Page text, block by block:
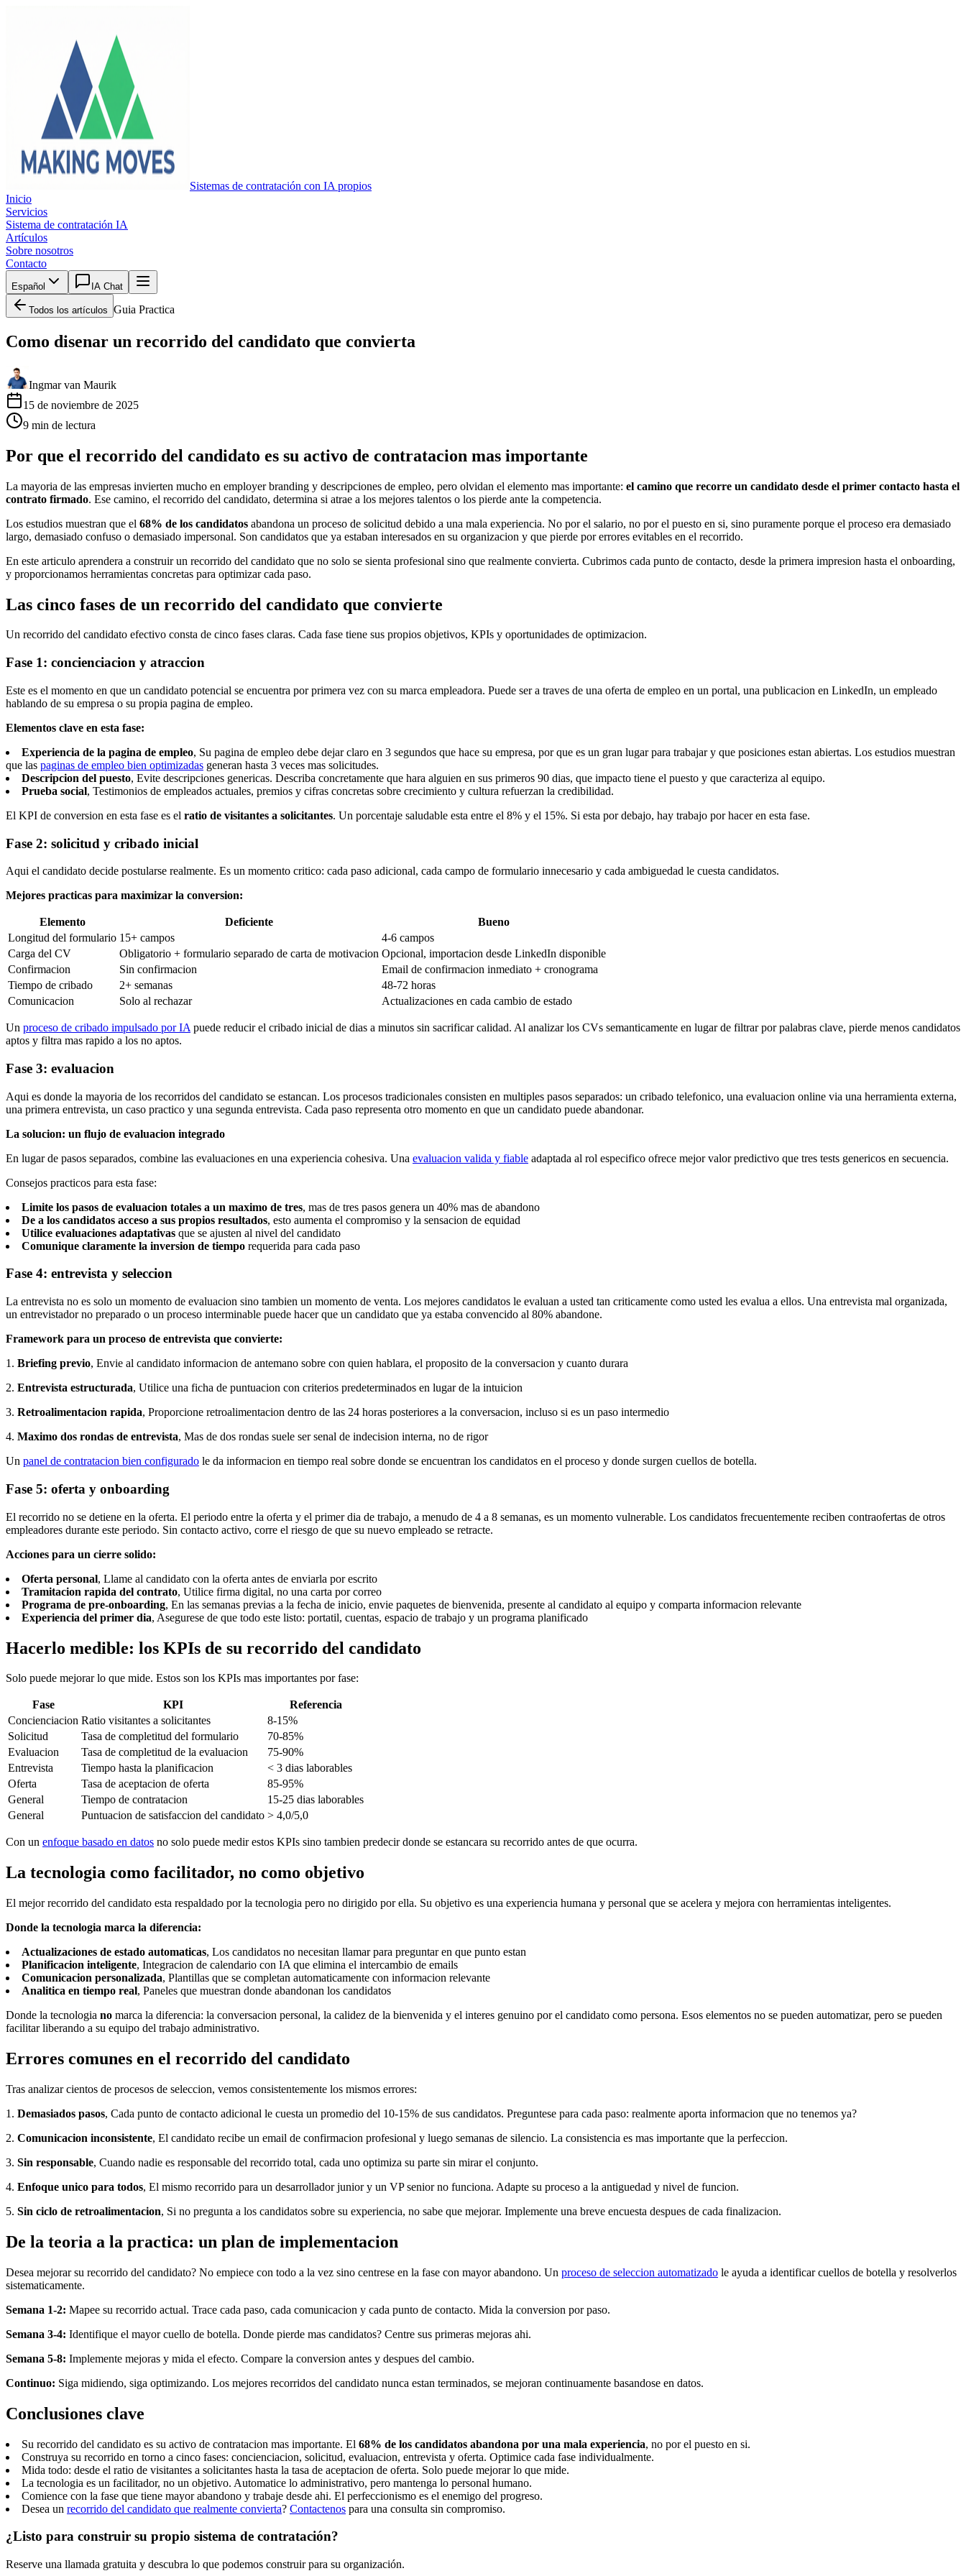
Sistemas de contratación con IA propios
Inicio
Servicios
Sistema de contratación IA
Artículos
Sobre nosotros
Contacto
Español IA Chat
Todos los artículos Guia Practica
Como disenar un recorrido del candidato que convierta
Ingmar van Maurik
15 de noviembre de 2025
9 min de lectura
Por que el recorrido del candidato es su activo de contratacion mas importante
La mayoria de las empresas invierten mucho en employer branding y descripciones de empleo, pero olvidan el elemento mas importante: el camino que recorre un candidato desde el primer contacto hasta el
contrato firmado. Ese camino, el recorrido del candidato, determina si atrae a los mejores talentos o los pierde ante la competencia.
Los estudios muestran que el 68% de los candidatos abandona un proceso de solicitud debido a una mala experiencia. No por el salario, no por el puesto en si, sino puramente porque el proceso era demasiado
largo, demasiado confuso o demasiado impersonal. Son candidatos que ya estaban interesados en su organizacion y que pierde por errores evitables en el recorrido.
En este articulo aprendera a construir un recorrido del candidato que no solo se sienta profesional sino que realmente convierta. Cubrimos cada punto de contacto, desde la primera impresion hasta el onboarding,
y proporcionamos herramientas concretas para optimizar cada paso.
Las cinco fases de un recorrido del candidato que convierte
Un recorrido del candidato efectivo consta de cinco fases claras. Cada fase tiene sus propios objetivos, KPIs y oportunidades de optimizacion.
Fase 1: concienciacion y atraccion
Este es el momento en que un candidato potencial se encuentra por primera vez con su marca empleadora. Puede ser a traves de una oferta de empleo en un portal, una publicacion en LinkedIn, un empleado
hablando de su empresa o su propia pagina de empleo.
Elementos clave en esta fase:
Experiencia de la pagina de empleo, Su pagina de empleo debe dejar claro en 3 segundos que hace su empresa, por que es un gran lugar para trabajar y que posiciones estan abiertas. Los estudios muestran
que las paginas de empleo bien optimizadas generan hasta 3 veces mas solicitudes.
Descripcion del puesto, Evite descripciones genericas. Describa concretamente que hara alguien en sus primeros 90 dias, que impacto tiene el puesto y que caracteriza al equipo.
Prueba social, Testimonios de empleados actuales, premios y cifras concretas sobre crecimiento y cultura refuerzan la credibilidad.
El KPI de conversion en esta fase es el ratio de visitantes a solicitantes. Un porcentaje saludable esta entre el 8% y el 15%. Si esta por debajo, hay trabajo por hacer en esta fase.
Fase 2: solicitud y cribado inicial
Aqui el candidato decide postularse realmente. Es un momento critico: cada paso adicional, cada campo de formulario innecesario y cada ambiguedad le cuesta candidatos.
Mejores practicas para maximizar la conversion:
Elemento Deficiente
Bueno
Longitud del formulario 15+ campos
4-6 campos
Carga del CV
Obligatorio + formulario separado de carta de motivacion Opcional, importacion desde LinkedIn disponible
Confirmacion
Sin confirmacion
Email de confirmacion inmediato + cronograma
Tiempo de cribado
2+ semanas
48-72 horas
Comunicacion
Solo al rechazar Actualizaciones en cada cambio de estado
Un proceso de cribado impulsado por IA puede reducir el cribado inicial de dias a minutos sin sacrificar calidad. Al analizar los CVs semanticamente en lugar de filtrar por palabras clave, pierde menos candidatos
aptos y filtra mas rapido a los no aptos.
Fase 3: evaluacion
Aqui es donde la mayoria de los recorridos del candidato se estancan. Los procesos tradicionales consisten en multiples pasos separados: un cribado telefonico, una evaluacion online via una herramienta externa,
una primera entrevista, un caso practico y una segunda entrevista. Cada paso representa otro momento en que un candidato puede abandonar.
La solucion: un flujo de evaluacion integrado
En lugar de pasos separados, combine las evaluaciones en una experiencia cohesiva. Una evaluacion valida y fiable adaptada al rol especifico ofrece mejor valor predictivo que tres tests genericos en secuencia.
Consejos practicos para esta fase:
Limite los pasos de evaluacion totales a un maximo de tres, mas de tres pasos genera un 40% mas de abandono
De a los candidatos acceso a sus propios resultados, esto aumenta el compromiso y la sensacion de equidad
Utilice evaluaciones adaptativas que se ajusten al nivel del candidato
Comunique claramente la inversion de tiempo requerida para cada paso
Fase 4: entrevista y seleccion
La entrevista no es solo un momento de evaluacion sino tambien un momento de venta. Los mejores candidatos le evaluan a usted tan criticamente como usted les evalua a ellos. Una entrevista mal organizada,
un entrevistador no preparado o un proceso interminable puede hacer que un candidato que ya estaba convencido al 80% abandone.
Framework para un proceso de entrevista que convierte:
1. Briefing previo, Envie al candidato informacion de antemano sobre con quien hablara, el proposito de la conversacion y cuanto durara
2. Entrevista estructurada, Utilice una ficha de puntuacion con criterios predeterminados en lugar de la intuicion
3. Retroalimentacion rapida, Proporcione retroalimentacion dentro de las 24 horas posteriores a la conversacion, incluso si es un paso intermedio
4. Maximo dos rondas de entrevista, Mas de dos rondas suele ser senal de indecision interna, no de rigor
Un panel de contratacion bien configurado le da informacion en tiempo real sobre donde se encuentran los candidatos en el proceso y donde surgen cuellos de botella.
Fase 5: oferta y onboarding
El recorrido no se detiene en la oferta. El periodo entre la oferta y el primer dia de trabajo, a menudo de 4 a 8 semanas, es un momento vulnerable. Los candidatos frecuentemente reciben contraofertas de otros
empleadores durante este periodo. Sin contacto activo, corre el riesgo de que su nuevo empleado se retracte.
Acciones para un cierre solido:
Oferta personal, Llame al candidato con la oferta antes de enviarla por escrito
Tramitacion rapida del contrato, Utilice firma digital, no una carta por correo
Programa de pre-onboarding, En las semanas previas a la fecha de inicio, envie paquetes de bienvenida, presente al candidato al equipo y comparta informacion relevante
Experiencia del primer dia, Asegurese de que todo este listo: portatil, cuentas, espacio de trabajo y un programa planificado
Hacerlo medible: los KPIs de su recorrido del candidato
Solo puede mejorar lo que mide. Estos son los KPIs mas importantes por fase:
Fase KPI
Referencia
Concienciacion Ratio visitantes a solicitantes
8-15%
Solicitud
Tasa de completitud del formulario
70-85%
Evaluacion
Tasa de completitud de la evaluacion
75-90%
Entrevista
Tiempo hasta la planificacion
< 3 dias laborables
Oferta
Tasa de aceptacion de oferta
85-95%
General
Tiempo de contratacion
15-25 dias laborables
General
Puntuacion de satisfaccion del candidato > 4,0/5,0
Con un enfoque basado en datos no solo puede medir estos KPIs sino tambien predecir donde se estancara su recorrido antes de que ocurra.
La tecnologia como facilitador, no como objetivo
El mejor recorrido del candidato esta respaldado por la tecnologia pero no dirigido por ella. Su objetivo es una experiencia humana y personal que se acelera y mejora con herramientas inteligentes.
Donde la tecnologia marca la diferencia:
Actualizaciones de estado automaticas, Los candidatos no necesitan llamar para preguntar en que punto estan
Planificacion inteligente, Integracion de calendario con IA que elimina el intercambio de emails
Comunicacion personalizada, Plantillas que se completan automaticamente con informacion relevante
Analitica en tiempo real, Paneles que muestran donde abandonan los candidatos
Donde la tecnologia no marca la diferencia: la conversacion personal, la calidez de la bienvenida y el interes genuino por el candidato como persona. Esos elementos no se pueden automatizar, pero se pueden
facilitar liberando a su equipo del trabajo administrativo.
Errores comunes en el recorrido del candidato
Tras analizar cientos de procesos de seleccion, vemos consistentemente los mismos errores:
1. Demasiados pasos, Cada punto de contacto adicional le cuesta un promedio del 10-15% de sus candidatos. Preguntese para cada paso: realmente aporta informacion que no tenemos ya?
2. Comunicacion inconsistente, El candidato recibe un email de confirmacion profesional y luego semanas de silencio. La consistencia es mas importante que la perfeccion.
3. Sin responsable, Cuando nadie es responsable del recorrido total, cada uno optimiza su parte sin mirar el conjunto.
4. Enfoque unico para todos, El mismo recorrido para un desarrollador junior y un VP senior no funciona. Adapte su proceso a la antiguedad y nivel de funcion.
5. Sin ciclo de retroalimentacion, Si no pregunta a los candidatos sobre su experiencia, no sabe que mejorar. Implemente una breve encuesta despues de cada finalizacion.
De la teoria a la practica: un plan de implementacion
Desea mejorar su recorrido del candidato? No empiece con todo a la vez sino centrese en la fase con mayor abandono. Un proceso de seleccion automatizado le ayuda a identificar cuellos de botella y resolverlos
sistematicamente.
Semana 1-2: Mapee su recorrido actual. Trace cada paso, cada comunicacion y cada punto de contacto. Mida la conversion por paso.
Semana 3-4: Identifique el mayor cuello de botella. Donde pierde mas candidatos? Centre sus primeras mejoras ahi.
Semana 5-8: Implemente mejoras y mida el efecto. Compare la conversion antes y despues del cambio.
Continuo: Siga midiendo, siga optimizando. Los mejores recorridos del candidato nunca estan terminados, se mejoran continuamente basandose en datos.
Conclusiones clave
Su recorrido del candidato es su activo de contratacion mas importante. El 68% de los candidatos abandona por una mala experiencia, no por el puesto en si.
Construya su recorrido en torno a cinco fases: concienciacion, solicitud, evaluacion, entrevista y oferta. Optimice cada fase individualmente.
Mida todo: desde el ratio de visitantes a solicitantes hasta la tasa de aceptacion de oferta. Solo puede mejorar lo que mide.
La tecnologia es un facilitador, no un objetivo. Automatice lo administrativo, pero mantenga lo personal humano.
Comience con la fase que tiene mayor abandono y trabaje desde ahi. El perfeccionismo es el enemigo del progreso.
Desea un recorrido del candidato que realmente convierta? Contactenos para una consulta sin compromiso.
¿Listo para construir su propio sistema de contratación?
Reserve una llamada gratuita y descubra lo que podemos construir para su organización.